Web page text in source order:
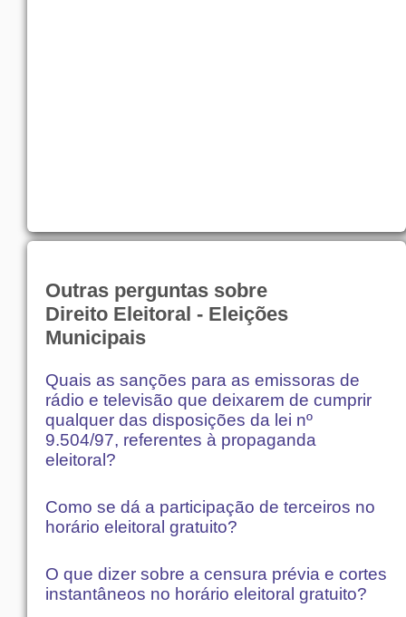
Outras perguntas sobre
Direito Eleitoral - Eleições
Municipais
Quais as sanções para as emissoras de
rádio e televisão que deixarem de cumprir
qualquer das disposições da lei nº
9.504/97, referentes à propaganda
eleitoral?
Como se dá a participação de terceiros no
horário eleitoral gratuito?
O que dizer sobre a censura prévia e cortes
instantâneos no horário eleitoral gratuito?